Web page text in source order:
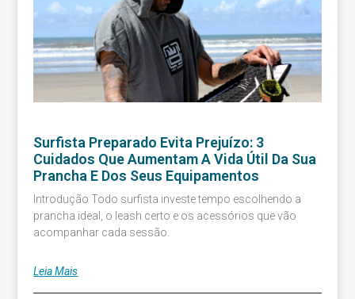
Surfista Preparado Evita Prejuízo: 3
Cuidados Que Aumentam A Vida Útil Da Sua
Prancha E Dos Seus Equipamentos
Introdução Todo surfista investe tempo escolhendo a
prancha ideal, o leash certo e os acessórios que vão
acompanhar cada sessão.
Leia Mais